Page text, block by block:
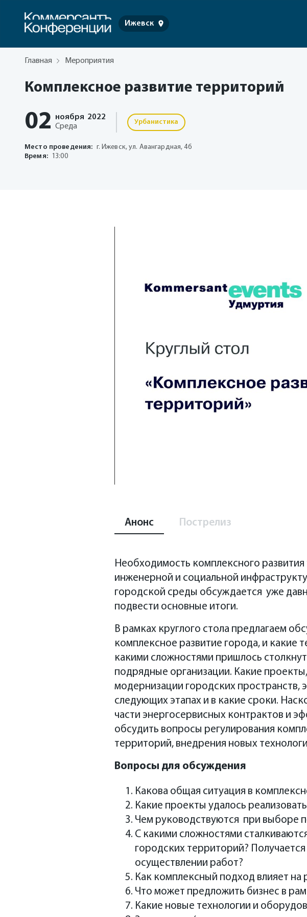
Ижевск
Главная Мероприятия
Комплексное развитие территорий
02 ноября 2022
Среда
Урбанистика
Место проведения: г. Ижевск, ул. Авангардная, 4б
Время:
13:00
Анонс Пострелиз
Необходимость комплексного
инженерной и социальной
городской среды обсуждается уже
подвести основные итоги.
В рамках круглого стола предлагаем
комплексное развитие города, и какие
какими сложностями пришлось
подрядные организации. Какие
модернизации городских пространств,
следующих этапах и в какие сроки.
части энергосервисных контрактов и
обсудить вопросы регулирования
территорий, внедрения новых
Вопросы для обсуждения
Какова общая ситуация в
Какие проекты удалось
Чем руководствуются при выборе
С какими сложностями
городских территорий?
осуществлении работ?
Как комплексный подход влияет на
Что может предложить бизнес в
Какие новые технологии и
Необходимость комплексного
инженерной и социальной
городской среды обсуждается в
года завершился, уже можно подвести
комплексного подхода к развитию
организованном Kommersant Events
От центра к периферии